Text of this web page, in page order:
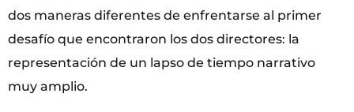
dos maneras diferentes de enfrentarse al primer
desafío que encontraron los dos directores: la
representación de un lapso de tiempo narrativo
muy amplio.